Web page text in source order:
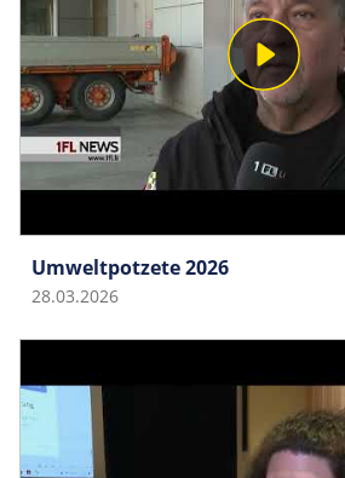
Umweltpotzete 2026
28.03.2026